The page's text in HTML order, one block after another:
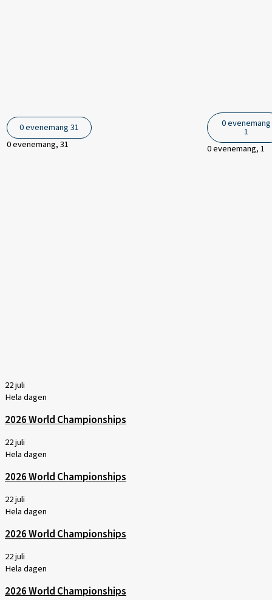
0 evenemang31
0 evenemang,31
0 evenemang
1
0 evenemang,1
22 juli
Hela dagen
2026 World Championships
22 juli
Hela dagen
2026 World Championships
22 juli
Hela dagen
2026 World Championships
22 juli
Hela dagen
2026 World Championships